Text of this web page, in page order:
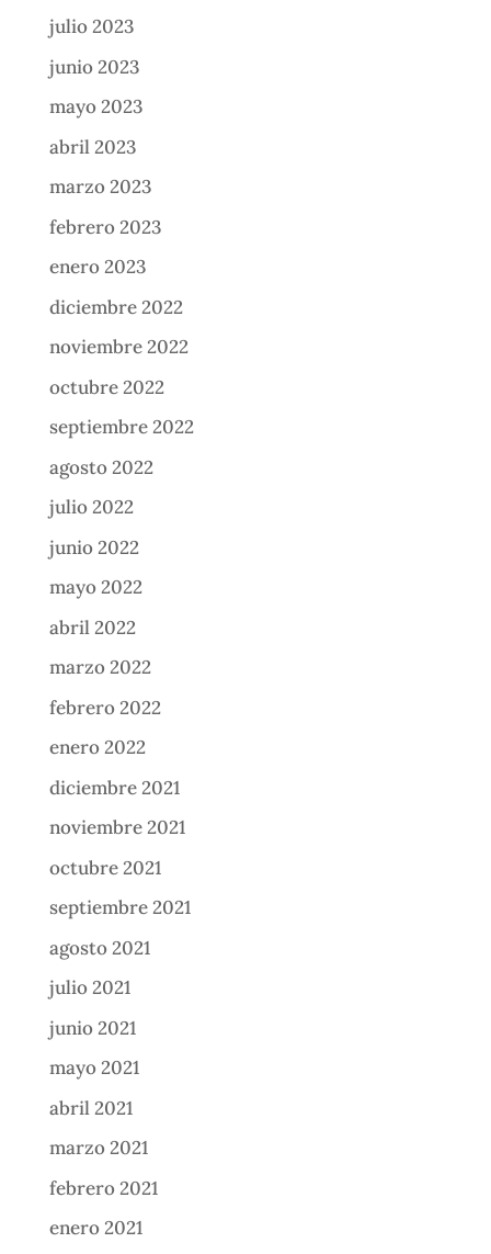
julio 2023
junio 2023
mayo 2023
abril 2023
marzo 2023
febrero 2023
enero 2023
diciembre 2022
noviembre 2022
octubre 2022
septiembre 2022
agosto 2022
julio 2022
junio 2022
mayo 2022
abril 2022
marzo 2022
febrero 2022
enero 2022
diciembre 2021
noviembre 2021
octubre 2021
septiembre 2021
agosto 2021
julio 2021
junio 2021
mayo 2021
abril 2021
marzo 2021
febrero 2021
enero 2021